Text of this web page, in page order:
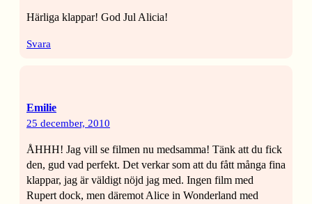
Härliga klappar! God Jul Alicia!
Svara
Emilie
25 december, 2010
ÅHHH! Jag vill se filmen nu medsamma! Tänk att du fick
den, gud vad perfekt. Det verkar som att du fått många fina
klappar, jag är väldigt nöjd jag med. Ingen film med
Rupert dock, men däremot Alice in Wonderland med